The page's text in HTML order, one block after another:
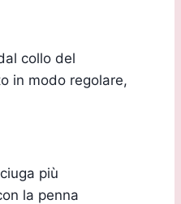
collo del
in modo regolare,
più
la penna